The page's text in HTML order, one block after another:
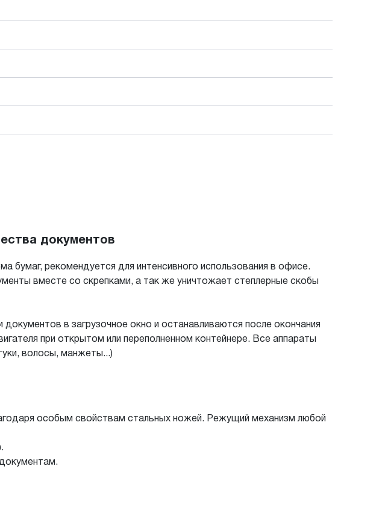
документов
бумаг, рекомендуется для интенсивного использования в офисе.
вместе со скрепками, а так же уничтожает степлерные скобы
в загрузочное окно и останавливаются после окончания
при открытом или переполненном контейнере. Все аппараты
волосы, манжеты...)
особым свойствам стальных ножей. Режущий механизм любой